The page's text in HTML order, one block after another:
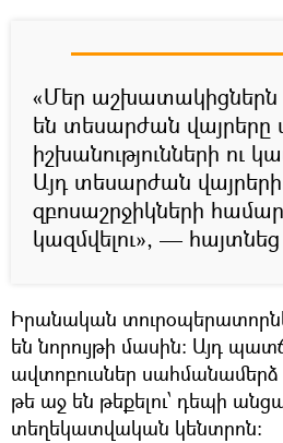
«Մեր աշխատակիցներն
են տեսարժան
իշխանությունների ու
Այդ տեսարժան
զբոսաշրջիկների
կազմվելու», —
Իրանական
են նորույթի մասին։ Այդ
ավտոբուսներ
թե աջ են թեքելու՝ դեպի
տեղեկատվական կենտրոն։